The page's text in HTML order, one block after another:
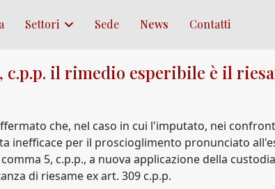
Settori Sede News Contatti
c.p.p. il rimedio esperibile è il
che, nel caso in cui l'imputato, nei
inefficace per il proscioglimento pronunciato
5, c.p.p., a nuova applicazione della
di riesame ex art. 309 c.p.p.